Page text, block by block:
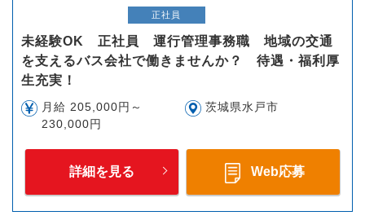
正社員
未経験OK 正社員 運行管理事務職 地域の交通
を支えるバス会社で働きませんか？ 待遇・福利厚
生充実！
月給 205,000円～
230,000円
茨城県水戸市
詳細を見る Web応募